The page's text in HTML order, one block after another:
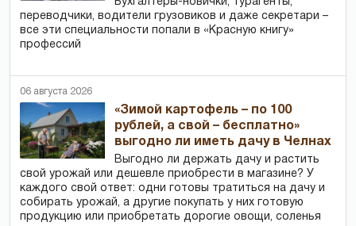
переводчики, водители грузовиков и даже секретари –
все эти специальности попали в «Красную книгу»
профессий
06 августа 2026
«Зимой картофель – по 100
рублей, а свой – бесплатно»
выгодно ли иметь дачу в Челнах
Выгодно ли держать дачу и растить
свой урожай или дешевле приобрести в магазине? У
каждого свой ответ: одни готовы тратиться на дачу и
собирать урожай, а другие покупать у них готовую
продукцию или приобретать дорогие овощи, соленья